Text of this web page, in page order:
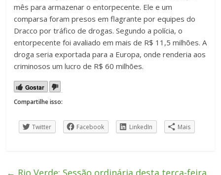
mês para armazenar o entorpecente. Ele e um
comparsa foram presos em flagrante por equipes do
Dracco por tráfico de drogas. Segundo a polícia, o
entorpecente foi avaliado em mais de R$ 11,5 milhões. A
droga seria exportada para a Europa, onde renderia aos
criminosos um lucro de R$ 60 milhões.
Gostar
Compartilhe isso:
Twitter Facebook LinkedIn Mais
← Rio Verde: Sessão ordinária desta terça-feira,